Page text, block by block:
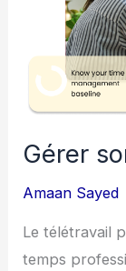
Gérer
Amaan Sayed
Le télétravail
temps
télétravail